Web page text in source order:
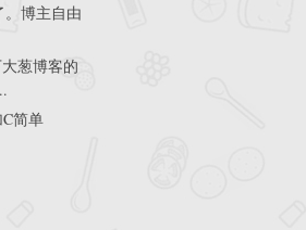
博主自由
葱博客的
C简单